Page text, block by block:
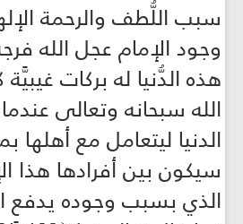
سبب اللُّطف والرحمة
وجود الإمام عجل الله
هذه الدُّنيا له بركات
الله سبحانه وتعالى
الدنيا ليتعامل مع أهلها
سيكون بين أفرادها هذا
الذي بسبب وجوده يدفع